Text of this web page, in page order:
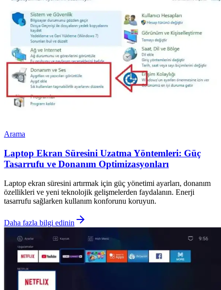
Arama
Laptop Ekran Süresini Uzatma Yöntemleri: Güç
Tasarrufu ve Donanım Optimizasyonları
Laptop ekran süresini artırmak için güç yönetimi ayarları, donanım
özellikleri ve yeni teknolojik gelişmelerden faydalanın. Enerji
tasarrufu sağlarken kullanım konforunu koruyun.
Daha fazla bilgi edinin